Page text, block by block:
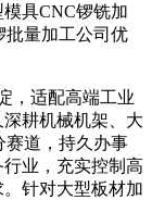
具CNC锣铣加
批量加工公司优
适配高端工业
耕机械机架、大
赛道，持久办事
业，充实控制高
针对大型板材加